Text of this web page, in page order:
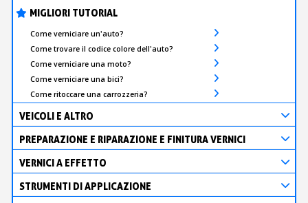
MIGLIORI TUTORIAL
Come verniciare un'auto?
Come trovare il codice colore dell'auto?
Come verniciare una moto?
Come verniciare una bici?
Come ritoccare una carrozzeria?
VEICOLI E ALTRO
PREPARAZIONE E RIPARAZIONE E FINITURA VERNICI
VERNICI A EFFETTO
STRUMENTI DI APPLICAZIONE